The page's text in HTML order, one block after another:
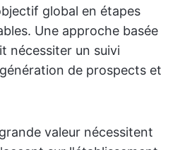
global en étapes
Une approche basée
nécessiter un suivi
de prospects et
valeur nécessitent